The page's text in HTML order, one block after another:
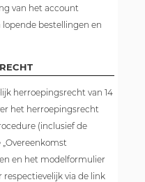
van het account
bestellingen en
herroepingsrecht van 14
het herroepingsrecht
(inclusief de
en het modelformulier
via de link